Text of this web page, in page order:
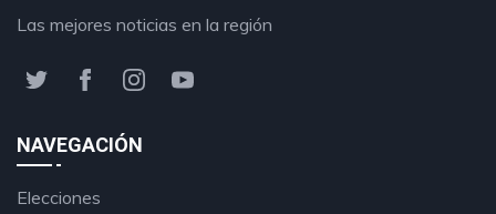
Las mejores noticias en la región
NAVEGACIÓN
Elecciones